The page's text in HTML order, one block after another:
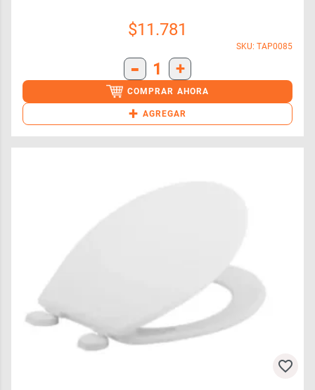
$11.781
SKU: TAP0085
- 1 +
COMPRAR AHORA
+ AGREGAR